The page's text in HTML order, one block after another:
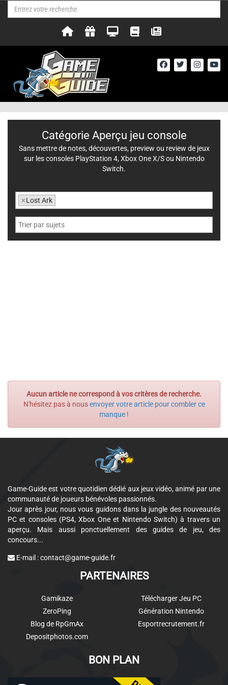
Aucun article ne correspond à vos critères de recherche.
N'hésitez pas à nousenvoyer votre article pour combler ce
manque !
Catégorie Aperçu jeu console
Sans mettre de notes, découvertes, preview ou review de jeux
sur les consoles PlayStation 4, Xbox One X/S ou Nintendo
Switch.
×Lost Ark
Game-Guide est votre quotidien dédié aux jeux vidéo, animé par une
communauté de joueurs bénévoles passionnés.
Jour après jour, nous vous guidons dans la jungle des nouveautés
PC et consoles (PS4, Xbox One et Nintendo Switch) à travers un
aperçu. Mais aussi ponctuellement des guides de jeu, des
concours...
E-mail :contact@game-guide.fr
PARTENAIRES
Gamikaze
ZeroPing
Blog de RpGmAx
Depositphotos.com
Télécharger Jeu PC
Génération Nintendo
Esportrecrutement.fr
BON PLAN